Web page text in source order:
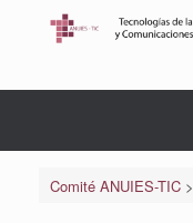
Comité ANUIES-TIC>